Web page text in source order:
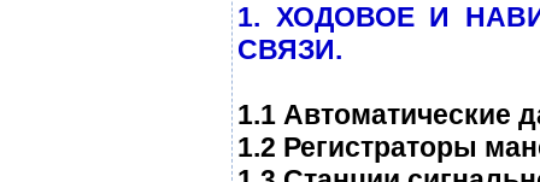
1. ХОДОВОЕ И
СВЯЗИ.
1.1 Автоматические
1.2 Регистраторы